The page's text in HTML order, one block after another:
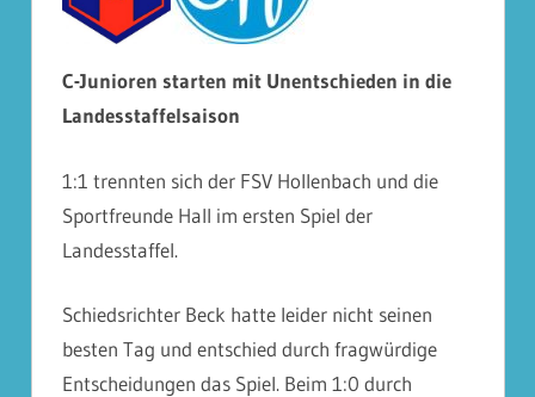
C-Junioren starten mit Unentschieden in die
Landesstaffelsaison
1:1 trennten sich der FSV Hollenbach und die
Sportfreunde Hall im ersten Spiel der
Landesstaffel.
Schiedsrichter Beck hatte leider nicht seinen
besten Tag und entschied durch fragwürdige
Entscheidungen das Spiel. Beim 1:0 durch